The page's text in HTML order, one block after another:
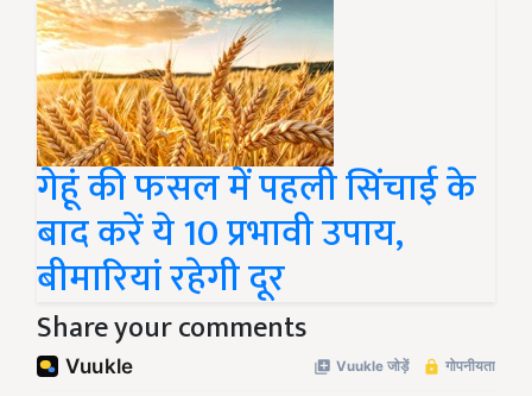
गेहूं की फसल में पहली सिंचाई के
बाद करें ये 10 प्रभावी उपाय,
बीमारियां रहेगी दूर
Share your comments